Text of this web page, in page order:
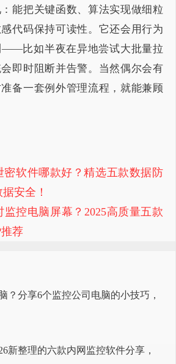
能把关键函数、算法实现做细粒
代码保持可读性。它还会用行为
——比如半夜在异地尝试大批量拉
即时阻断并告警。当然偶尔会有
备一套例外管理流程，就能兼顾
密软件哪款好？精选五款数据防
安全！
监控电脑屏幕？2025高质量五款
荐
？分享6个监控公司电脑的小技巧，
新整理的六款内网监控软件分享，